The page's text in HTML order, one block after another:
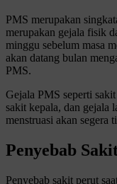
PMS merupakan
merupakan gejala fisik
minggu sebelum masa
akan datang bulan
PMS.
Gejala PMS seperti
sakit kepala, dan gejala
menstruasi akan segera
Penyebab
Penyebab sakit perut